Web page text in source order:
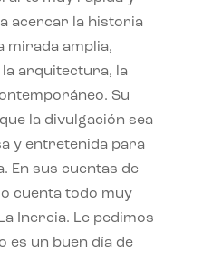
acercar la historia
mirada amplia,
arquitectura, la
Su
la divulgación sea
y entretenida para
En sus cuentas de
cuenta todo muy
Inercia. Le pedimos
es un buen día de